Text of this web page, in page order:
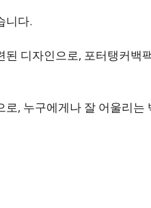
니다.
디자인으로, 포터탱커백
, 누구에게나 잘 어울리는